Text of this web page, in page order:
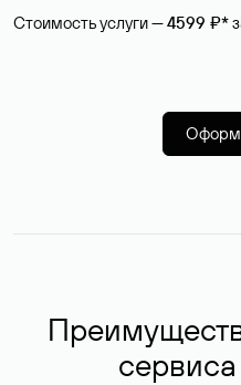
Стоимость услуги —4599 ₽*